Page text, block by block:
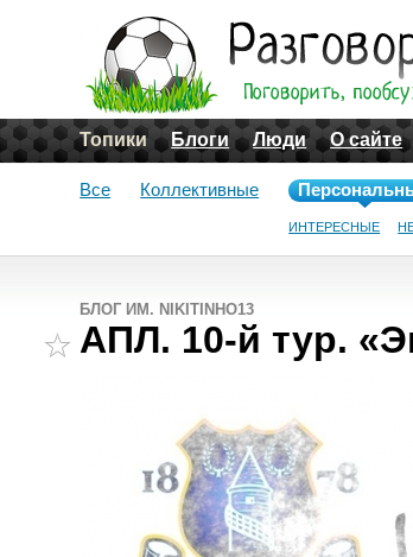
Топики Блоги Люди О сайте
Все Коллективные
ИНТЕРЕСНЫЕ
БЛОГ ИМ. NIKITINHO13
АПЛ. 10-й тур.